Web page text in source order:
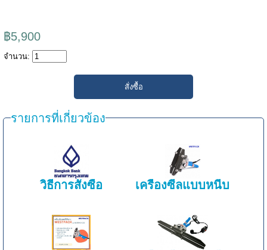
฿5,900
จำนวน:
รายการที่เกี่ยวข้อง
วิธีการสั่งซื้อ เครื่องซีลแบบหนีบ